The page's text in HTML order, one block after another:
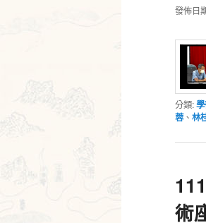
發佈日
分類:
蓉、 林
術